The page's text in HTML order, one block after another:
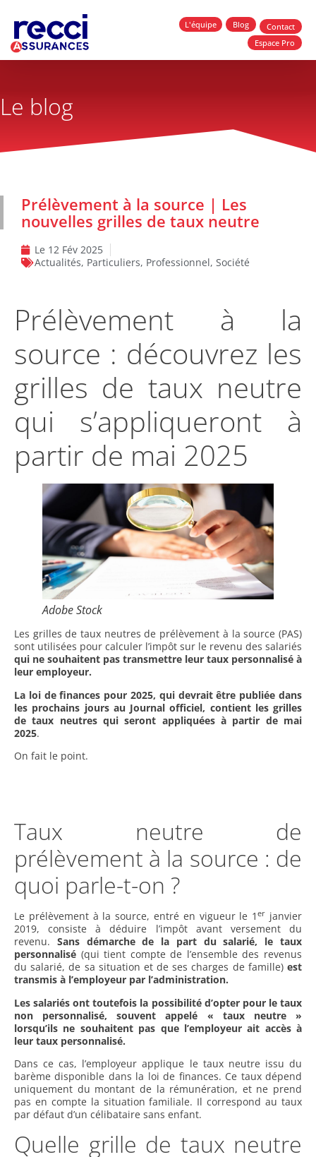
L'équipe Blog
Contact
Espace Pro
Le blog
Prélèvement à la source | Les
nouvelles grilles de taux neutre
Le 12 Fév 2025
Actualités, Particuliers, Professionnel, Société
Prélèvement à la
source : découvrez les
grilles de taux neutre
qui s’appliqueront à
partir de mai 2025
Adobe Stock
Les grilles de taux neutres de prélèvement à la source (PAS)
sont utilisées pour calculer l’impôt sur le revenu des salariés
qui ne souhaitent pas transmettre leur taux personnalisé à
leur employeur.
La loi de finances pour 2025, qui devrait être publiée dans
les prochains jours au Journal officiel, contient les grilles
de taux neutres qui seront appliquées à partir de mai
2025.
On fait le point.
Taux neutre de
prélèvement à la source : de
quoi parle-t-on ?
Le prélèvement à la source, entré en vigueur le 1er janvier
2019, consiste à déduire l’impôt avant versement du
revenu. Sans démarche de la part du salarié, le taux
personnalisé (qui tient compte de l’ensemble des revenus
du salarié, de sa situation et de ses charges de famille) est
transmis à l’employeur par l’administration.
Les salariés ont toutefois la possibilité d’opter pour le taux
non personnalisé, souvent appelé « taux neutre »
lorsqu’ils ne souhaitent pas que l’employeur ait accès à
leur taux personnalisé.
Dans ce cas, l’employeur applique le taux neutre issu du
barème disponible dans la loi de finances. Ce taux dépend
uniquement du montant de la rémunération, et ne prend
pas en compte la situation familiale. Il correspond au taux
par défaut d’un célibataire sans enfant.
Quelle grille de taux neutre